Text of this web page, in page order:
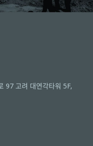
97 고려 대연각타워 5F,